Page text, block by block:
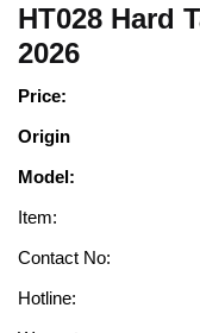
HT028 Hard
2026
Price:
Origin
Model:
Item:
Contact No:
Hotline: